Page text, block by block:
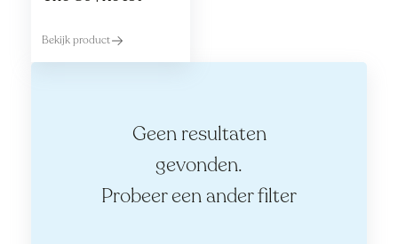
Bekijk product
Geen resultaten
gevonden.
Probeer een ander filter